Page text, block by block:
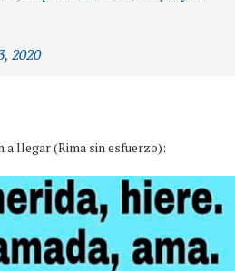
2020
a llegar (Rima sin esfuerzo):